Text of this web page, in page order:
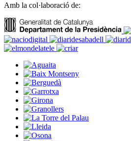
Amb la col·laboració de: